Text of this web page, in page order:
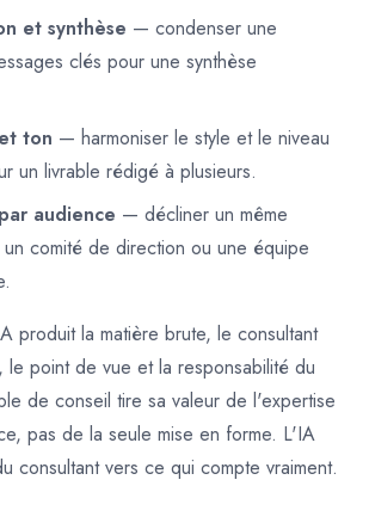
et synthèse — condenser une
clés pour une synthèse
ton — harmoniser le style et le niveau
un livrable rédigé à plusieurs.
audience — décliner un même
comité de direction ou une équipe
produit la matière brute, le consultant
le point de vue et la responsabilité du
de conseil tire sa valeur de l'expertise
pas de la seule mise en forme. L'IA
consultant vers ce qui compte vraiment.